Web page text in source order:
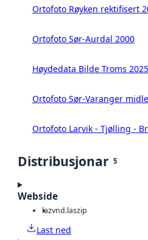
Ortofoto Røyken rektifisert
Ortofoto Sør-Aurdal 2000
Høydedata Bilde Troms 2025
Ortofoto Sør-Varanger
Ortofoto Larvik - Tjølling -
Distribusjonar 5
Webside
lazvnd.laszip
Last ned